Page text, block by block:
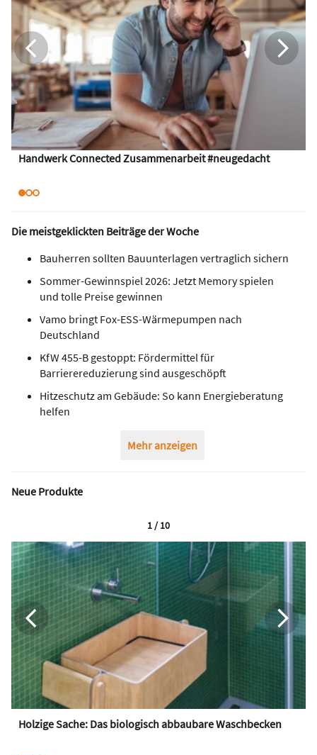
Handwerk Connected Zusammenarbeit #neugedacht
Die meistgeklickten Beiträge der Woche
Bauherren sollten Bauunterlagen vertraglich sichern
Sommer-Gewinnspiel 2026: Jetzt Memory spielen
und tolle Preise gewinnen
Vamo bringt Fox-ESS-Wärmepumpen nach
Deutschland
KfW 455-B gestoppt: Fördermittel für
Barrierereduzierung sind ausgeschöpft
Hitzeschutz am Gebäude: So kann Energieberatung
helfen
Mehr anzeigen
Neue Produkte
Holzige Sache: Das biologisch abbaubare Waschbecken
1 / 10